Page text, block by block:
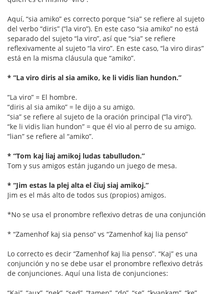
Aquí, “sia amiko” es correcto porque “sia” se refiere al sujeto
del verbo “diris” (“la viro”). En este caso “sia amiko” no está
separado del sujeto “la viro”, así que “sia” se refiere
reflexivamente al sujeto “la viro”. En este caso, “la viro diras”
está en la misma cláusula que “amiko”.
* “La viro diris al sia amiko, ke li vidis lian hundon.”
“La viro” = El hombre.
“diris al sia amiko” = le dijo a su amigo.
“sia” se refiere al sujeto de la oración principal (“la viro”).
“ke li vidis lian hundon” = que él vio al perro de su amigo.
“lian” se refiere al “amiko”.
* “Tom kaj liaj amikoj ludas tabulludon.”
Tom y sus amigos están jugando un juego de mesa.
* “Jim estas la plej alta el ĉiuj siaj amikoj.”
Jim es el más alto de todos sus (propios) amigos.
*No se usa el pronombre reflexivo detras de una conjunción
* “Zamenhof kaj sia penso” vs “Zamenhof kaj lia penso”
Lo correcto es decir “Zamenhof kaj lia penso”. “Kaj” es una
conjunción y no se debe usar el pronombre reflexivo detrás
de conjunciones. Aquí una lista de conjunciones: